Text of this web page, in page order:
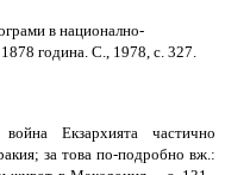
в национално-
година. С., 1978, с. 327.
Екзархията частично
за това по-подробно вж.: